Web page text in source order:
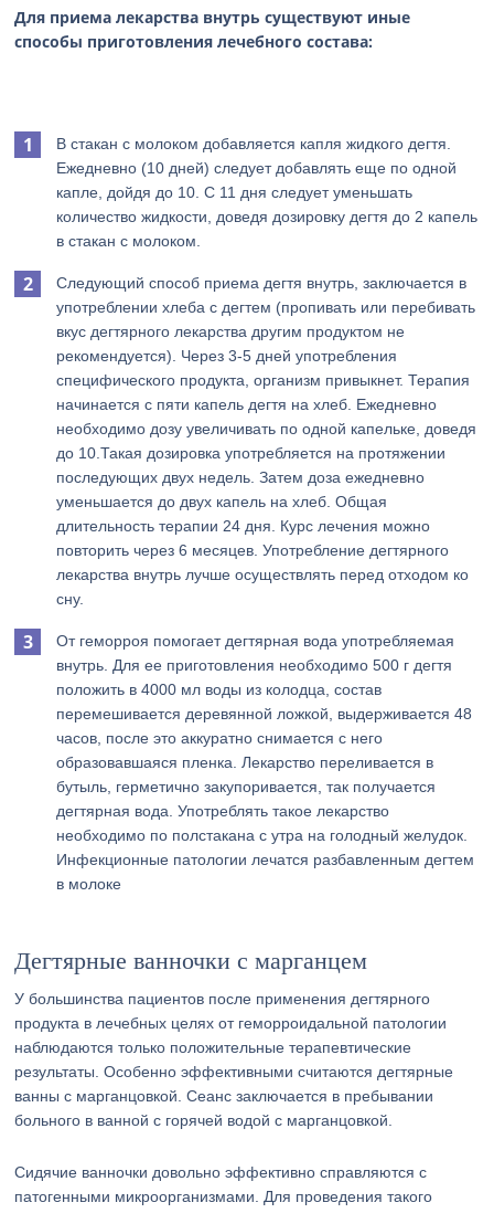
Для приема лекарства внутрь существуют иные
способы приготовления лечебного состава:
В стакан с молоком добавляется капля жидкого дегтя.
Ежедневно (10 дней) следует добавлять еще по одной
капле, дойдя до 10. С 11 дня следует уменьшать
количество жидкости, доведя дозировку дегтя до 2 капель
в стакан с молоком.
Следующий способ приема дегтя внутрь, заключается в
употреблении хлеба с дегтем (пропивать или перебивать
вкус дегтярного лекарства другим продуктом не
рекомендуется). Через 3-5 дней употребления
специфического продукта, организм привыкнет. Терапия
начинается с пяти капель дегтя на хлеб. Ежедневно
необходимо дозу увеличивать по одной капельке, доведя
до 10.Такая дозировка употребляется на протяжении
последующих двух недель. Затем доза ежедневно
уменьшается до двух капель на хлеб. Общая
длительность терапии 24 дня. Курс лечения можно
повторить через 6 месяцев. Употребление дегтярного
лекарства внутрь лучше осуществлять перед отходом ко
сну.
От геморроя помогает дегтярная вода употребляемая
внутрь. Для ее приготовления необходимо 500 г дегтя
положить в 4000 мл воды из колодца, состав
перемешивается деревянной ложкой, выдерживается 48
часов, после это аккуратно снимается с него
образовавшаяся пленка. Лекарство переливается в
бутыль, герметично закупоривается, так получается
дегтярная вода. Употреблять такое лекарство
необходимо по полстакана с утра на голодный желудок.
Инфекционные патологии лечатся разбавленным дегтем
в молоке
Дегтярные ванночки с марганцем
У большинства пациентов после применения дегтярного
продукта в лечебных целях от геморроидальной патологии
наблюдаются только положительные терапевтические
результаты. Особенно эффективными считаются дегтярные
ванны с марганцовкой. Сеанс заключается в пребывании
больного в ванной с горячей водой с марганцовкой.
Сидячие ванночки довольно эффективно справляются с
патогенными микроорганизмами. Для проведения такого